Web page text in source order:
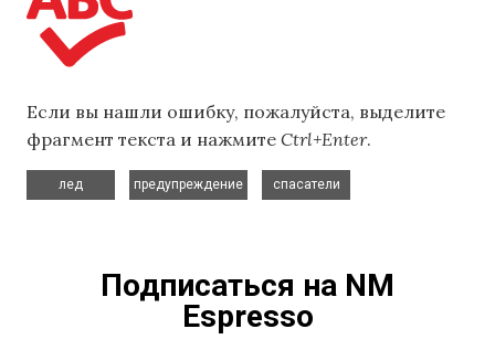
Если вы нашли ошибку, пожалуйста, выделите
фрагмент текста и нажмите Ctrl+Enter.
лед
предупреждение
спасатели
Подписаться на NM
Espresso